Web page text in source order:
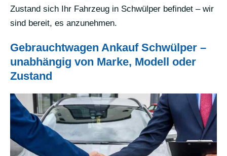
Zustand sich Ihr Fahrzeug in Schwülper befindet – wir
sind bereit, es anzunehmen.
Gebrauchtwagen Ankauf Schwülper –
unabhängig von Marke, Modell oder
Zustand